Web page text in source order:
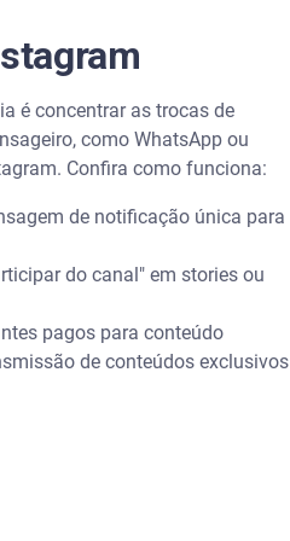
é concentrar as trocas de
como WhatsApp ou
Confira como funciona:
de notificação única para
do canal" em stories ou
pagos para conteúdo
de conteúdos exclusivos